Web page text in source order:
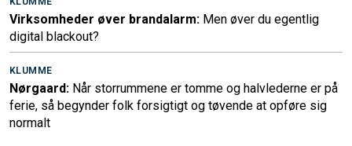
Virksomheder øver brandalarm: Men øver du egentlig
digital blackout?
KLUMME
Nørgaard: Når storrummene er tomme og halvlederne er på
ferie, så begynder folk forsigtigt og tøvende at opføre sig
normalt